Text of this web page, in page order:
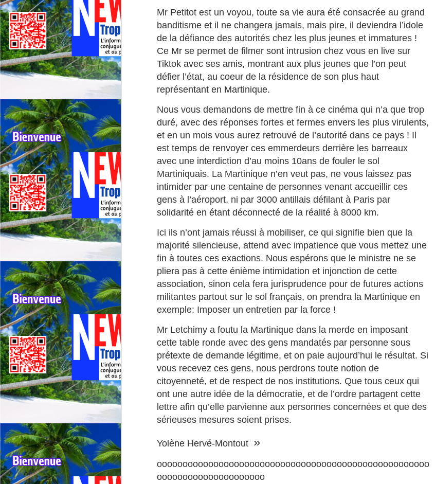
Mr Petitot est un voyou, toute sa vie aura été consacrée au grand
banditisme et il ne changera jamais, mais pire, il deviendra l’idole
de la défiance des autorités chez les plus jeunes et immatures !
Ce Mr se permet de filmer sont intrusion chez vous en live sur
Tiktok avec ses amis, montrant aux plus jeunes que l’on peut
défier l’état, au coeur de la résidence de son plus haut
représentant en Martinique.
Nous vous demandons de mettre fin à ce cinéma qui n’a que trop
duré, avec des réponses fortes et fermes envers les plus virulents,
et en un mois vous aurez retrouvé de l’autorité dans ce pays ! Il
est temps de renvoyer ces emmerdeurs derrière les barreaux
avec une interdiction d’au moins 10ans de fouler le sol
Martiniquais. La Martinique n’en veut pas, ne vous laissez pas
intimider par une centaine de personnes venant accueillir ces
gens à l’aéroport, ni par 3000 antillais défilant à Paris par
solidarité en étant déconnecté de la réalité à 8000 km.
Ici ils n’ont jamais réussi à mobiliser, ce qui signifie bien que la
majorité silencieuse, attend avec impatience que vous mettez une
fin à toutes ces exactions. Nous espérons que le ministre ne se
pliera pas à cette énième intimidation et injonction de cette
association, sinon cela fera jurisprudence pour de futures actions
militantes partout sur le sol français, on prendra la Martinique en
exemple: Imposer un entretien par la force !
Mr Letchimy a foutu la Martinique dans la merde en imposant
cette table ronde avec des gens mandatés par personne sous
prétexte de demande légitime, et on paie aujourd’hui le résultat. Si
vous recevez ces gens, nous perdrons toute notion de
citoyenneté, et de respect de nos institutions. Que tous ceux qui
ont une autre idée de la démocratie, et de l’ordre partagent cette
lettre afin qu’elle parvienne aux personnes concernées et que des
sérieuses mesures soient prises.
Yolène Hervé-Montout »
ooooooooooooooooooooooooooooooooooooooooooooooooooooo
ooooooooooooooooooooo
La journaliste martiniquaise Fanny Marsot quitte Europe 1 pour explorer
de nouvelles opportunités professionnelles, toujours à Paris.
Une dernière matinale avant le grand départ.
Le vendredi 3 juillet 2026, Fanny Marsot a présenté ses derniers
journaux du 5/8 sur Europe 1, à Paris. Ex‑joker du 5/7, la petite
matinale d'Europe 1, elle referme ainsi cinq années d’antenne.
Elle quitte Europe 1, après 5 ans d’antenne.
JUL
3
France Travail et le groupe Martiniquais BERNARD
HAYOT, instaurent une coopération pour booster
France Travail et Bernard Hayot instaurent une coopération ambitieuse
pour accélérer l’accès à l’emploi dans les territoires ultramarins.
France Travail et le groupe martiniquais Bernard Hayot (GBH) ont
officialisé, le 16 juin 2026, une convention de partenariat d’une durée de
deux ans destinée à renforcer l’accès à l’emploi dans l’ensemble des
territoires ultramarins.
JUN
29
🎻MALAVOI, l'épopée Japonaise. Quand le groupe
Martiniquais conquiert Tokyo, Osaka et Nagoya.
🎻MALAVOI, L’ÉPOPÉE JAPONAISE, Quand le groupe Martiniquais
conquiert Tokyo, Osaka et Nagoya. [Ndlr: Vidéo en fin de page]
L’ODYSSÉE NIPPONE D’UN GROUPE MYTHIQUE.
En octobre 1989, MALAVOI embarque pour l’un des voyages les plus
marquants de son histoire : quatre concerts au Japon, au cœur de trois
métropoles emblématiques, Tokyo, Osaka et Nagoya.
Un périple qui restera gravé comme l’un des sommets de la carrière
internationale du groupe martiniquais.
🎻UNE DÉLÉGATION ARTISTIQUE D’EXCEPTION.
JUN
13 biens patrimoniaux de la Collectivité Territoriale de
📢 Appel à projets immobiliers CTM : 13 biens patrimoniaux de la
Collectivité Territoriale de Martinique mis en vente.
La Collectivité Territoriale de Martinique lance un appel à projets pour la
cession de 13 biens immobiliers à fort potentiel, répartis sur plusieurs
communes.
Particuliers, investisseurs, entreprises, porteurs de projets : cette
démarche ouvre de nouvelles opportunités pour s’installer, investir, créer
de l’activité ou développer des projets structurants en Martinique.
Le pianiste Martiniquais, MARIO CANONGE et son
trio, à la Réunion, pour une master class & concert.
Alibo à la basse. Et le guadeloupéen Arnaud Dolmen à la batterie. [
internationale offrent une master class exceptionnelle aux élèves de